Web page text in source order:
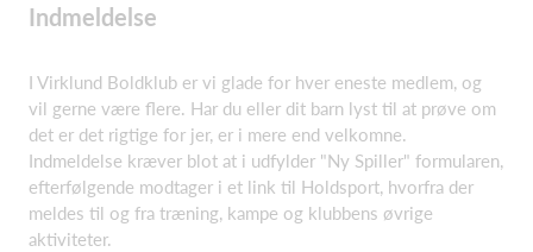
Indmeldelse
I Virklund Boldklub er vi glade for hver eneste medlem, og
vil gerne være flere. Har du eller dit barn lyst til at prøve om
det er det rigtige for jer, er i mere end velkomne.
Indmeldelse kræver blot at i udfylder "Ny Spiller" formularen,
efterfølgende modtager i et link til Holdsport, hvorfra der
meldes til og fra træning, kampe og klubbens øvrige
aktiviteter.